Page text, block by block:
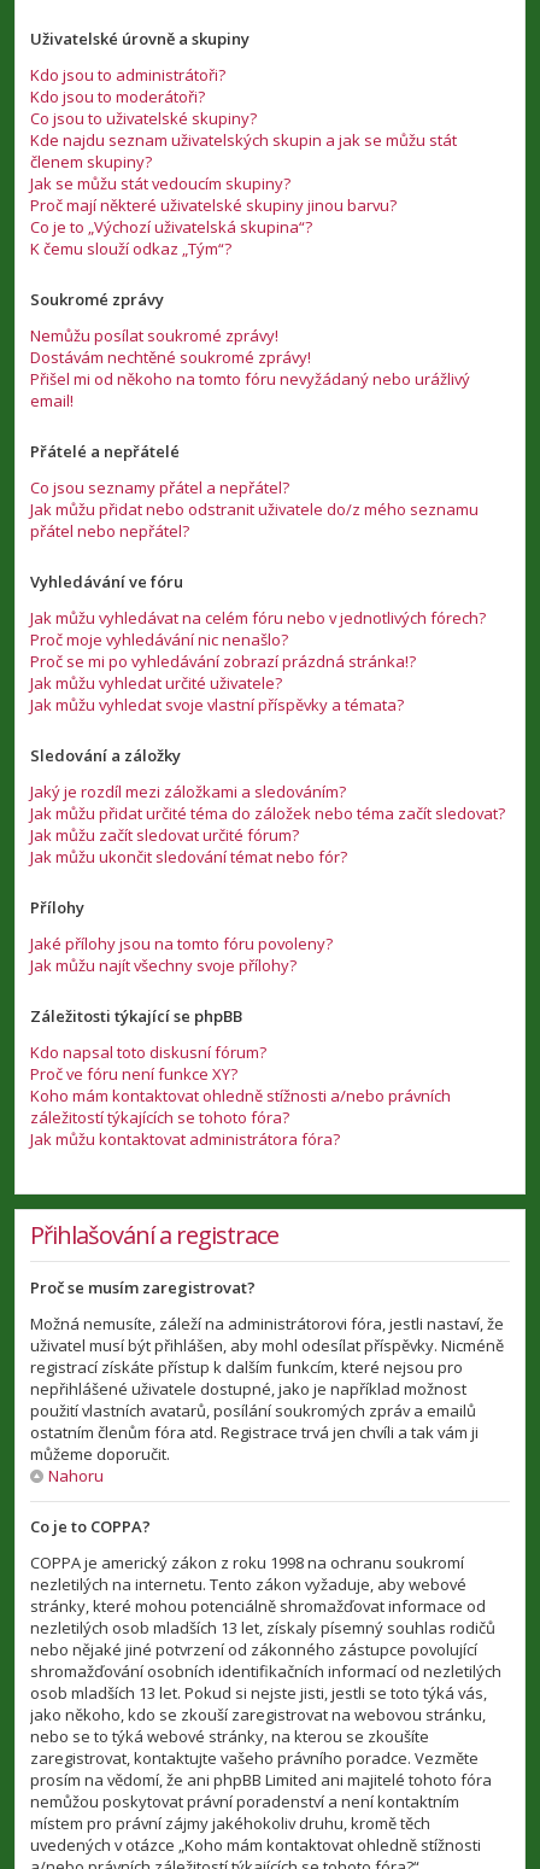
Uživatelské úrovně a skupiny
Kdo jsou to administrátoři?
Kdo jsou to moderátoři?
Co jsou to uživatelské skupiny?
Kde najdu seznam uživatelských skupin a jak se můžu stát
členem skupiny?
Jak se můžu stát vedoucím skupiny?
Proč mají některé uživatelské skupiny jinou barvu?
Co je to „Výchozí uživatelská skupina“?
K čemu slouží odkaz „Tým“?
Soukromé zprávy
Nemůžu posílat soukromé zprávy!
Dostávám nechtěné soukromé zprávy!
Přišel mi od někoho na tomto fóru nevyžádaný nebo urážlivý
email!
Přátelé a nepřátelé
Co jsou seznamy přátel a nepřátel?
Jak můžu přidat nebo odstranit uživatele do/z mého seznamu
přátel nebo nepřátel?
Vyhledávání ve fóru
Jak můžu vyhledávat na celém fóru nebo v jednotlivých fórech?
Proč moje vyhledávání nic nenašlo?
Proč se mi po vyhledávání zobrazí prázdná stránka!?
Jak můžu vyhledat určité uživatele?
Jak můžu vyhledat svoje vlastní příspěvky a témata?
Sledování a záložky
Jaký je rozdíl mezi záložkami a sledováním?
Jak můžu přidat určité téma do záložek nebo téma začít sledovat?
Jak můžu začít sledovat určité fórum?
Jak můžu ukončit sledování témat nebo fór?
Přílohy
Jaké přílohy jsou na tomto fóru povoleny?
Jak můžu najít všechny svoje přílohy?
Záležitosti týkající se phpBB
Kdo napsal toto diskusní fórum?
Proč ve fóru není funkce XY?
Koho mám kontaktovat ohledně stížnosti a/nebo právních
záležitostí týkajících se tohoto fóra?
Jak můžu kontaktovat administrátora fóra?
Přihlašování a registrace
Proč se musím zaregistrovat?
Možná nemusíte, záleží na administrátorovi fóra, jestli nastaví, že
uživatel musí být přihlášen, aby mohl odesílat příspěvky. Nicméně
registrací získáte přístup k dalším funkcím, které nejsou pro
nepřihlášené uživatele dostupné, jako je například možnost
použití vlastních avatarů, posílání soukromých zpráv a emailů
ostatním členům fóra atd. Registrace trvá jen chvíli a tak vám ji
můžeme doporučit.
Nahoru
Co je to COPPA?
COPPA je americký zákon z roku 1998 na ochranu soukromí
nezletilých na internetu. Tento zákon vyžaduje, aby webové
stránky, které mohou potenciálně shromažďovat informace od
nezletilých osob mladších 13 let, získaly písemný souhlas rodičů
nebo nějaké jiné potvrzení od zákonného zástupce povolující
shromažďování osobních identifikačních informací od nezletilých
osob mladších 13 let. Pokud si nejste jisti, jestli se toto týká vás,
jako někoho, kdo se zkouší zaregistrovat na webovou stránku,
nebo se to týká webové stránky, na kterou se zkoušíte
zaregistrovat, kontaktujte vašeho právního poradce. Vezměte
prosím na vědomí, že ani phpBB Limited ani majitelé tohoto fóra
nemůžou poskytovat právní poradenství a není kontaktním
místem pro právní zájmy jakéhokoliv druhu, kromě těch
uvedených v otázce „Koho mám kontaktovat ohledně stížnosti